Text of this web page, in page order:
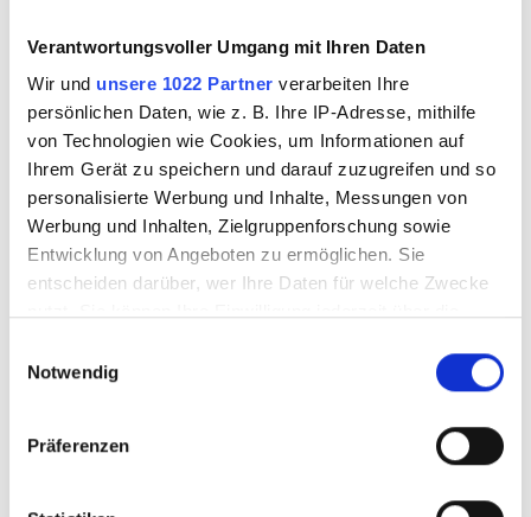
Verantwortungsvoller Umgang mit Ihren Daten
Wir und unsere 1022 Partner verarbeiten Ihre
persönlichen Daten, wie z. B. Ihre IP-Adresse, mithilfe
von Technologien wie Cookies, um Informationen auf
Ihrem Gerät zu speichern und darauf zuzugreifen und so
personalisierte Werbung und Inhalte, Messungen von
Werbung und Inhalten, Zielgruppenforschung sowie
Entwicklung von Angeboten zu ermöglichen. Sie
entscheiden darüber, wer Ihre Daten für welche Zwecke
Trigger Symbol ändern oder widerrufen
Informationen über Ihre geografische Lage
Notwendig
Präferenzen
Hi-Tech
Schleifscheibe
20cm
Kunstharzgebunde
n Korn 1200 Farbe:
blau
3010546
Hi-Tech
Schleifscheibe
20cm
Kunstharzgebunde
n Korn 3000 Farbe:
orange
3010548